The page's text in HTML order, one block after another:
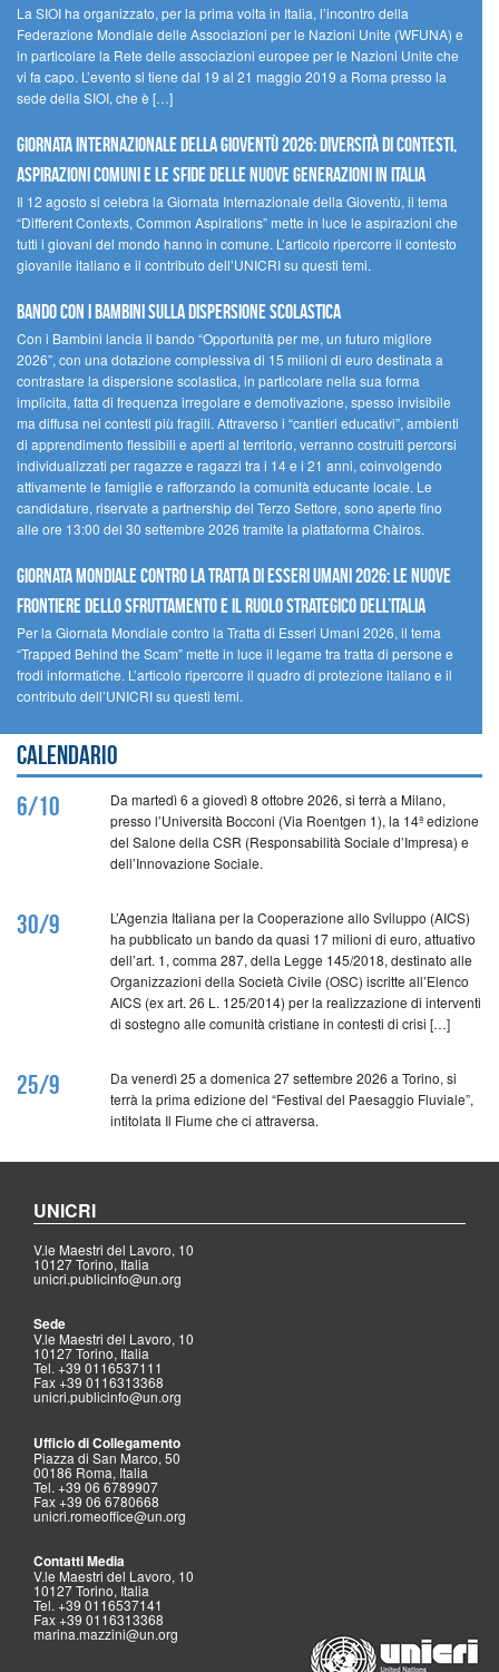
La SIOI ha organizzato, per la prima volta in Italia, l’incontro della
Federazione Mondiale delle Associazioni per le Nazioni Unite (WFUNA) e
in particolare la Rete delle associazioni europee per le Nazioni Unite che
vi fa capo. L’evento si tiene dal 19 al 21 maggio 2019 a Roma presso la
sede della SIOI, che è […]
GIORNATA INTERNAZIONALE DELLA GIOVENTÙ 2026: DIVERSITÀ DI CONTESTI,
ASPIRAZIONI COMUNI E LE SFIDE DELLE NUOVE GENERAZIONI IN ITALIA
Il 12 agosto si celebra la Giornata Internazionale della Gioventù, il tema
“Different Contexts, Common Aspirations” mette in luce le aspirazioni che
tutti i giovani del mondo hanno in comune. L’articolo ripercorre il contesto
giovanile italiano e il contributo dell’UNICRI su questi temi.
Bando Con i Bambini sulla dispersione scolastica
Con i Bambini lancia il bando “Opportunità per me, un futuro migliore
2026”, con una dotazione complessiva di 15 milioni di euro destinata a
contrastare la dispersione scolastica, in particolare nella sua forma
implicita, fatta di frequenza irregolare e demotivazione, spesso invisibile
ma diffusa nei contesti più fragili. Attraverso i “cantieri educativi”, ambienti
di apprendimento flessibili e aperti al territorio, verranno costruiti percorsi
individualizzati per ragazze e ragazzi tra i 14 e i 21 anni, coinvolgendo
attivamente le famiglie e rafforzando la comunità educante locale. Le
candidature, riservate a partnership del Terzo Settore, sono aperte fino
alle ore 13:00 del 30 settembre 2026 tramite la piattaforma Chàiros.
GIORNATA MONDIALE CONTRO LA TRATTA DI ESSERI UMANI 2026: LE NUOVE
FRONTIERE DELLO SFRUTTAMENTO E IL RUOLO STRATEGICO DELL’ITALIA
Per la Giornata Mondiale contro la Tratta di Esseri Umani 2026, il tema
“Trapped Behind the Scam” mette in luce il legame tra tratta di persone e
frodi informatiche. L’articolo ripercorre il quadro di protezione italiano e il
contributo dell’UNICRI su questi temi.
Calendario
6/10
Da martedì 6 a giovedì 8 ottobre 2026, si terrà a Milano,
presso l’Università Bocconi (Via Roentgen 1), la 14ª edizione
del Salone della CSR (Responsabilità Sociale d’Impresa) e
dell’Innovazione Sociale.
30/9
L’Agenzia Italiana per la Cooperazione allo Sviluppo (AICS)
ha pubblicato un bando da quasi 17 milioni di euro, attuativo
dell’art. 1, comma 287, della Legge 145/2018, destinato alle
Organizzazioni della Società Civile (OSC) iscritte all’Elenco
AICS (ex art. 26 L. 125/2014) per la realizzazione di interventi
di sostegno alle comunità cristiane in contesti di crisi […]
25/9
Da venerdì 25 a domenica 27 settembre 2026 a Torino, si
terrà la prima edizione del “Festival del Paesaggio Fluviale”,
intitolata Il Fiume che ci attraversa.
UNICRI
V.le Maestri del Lavoro, 10
10127 Torino, Italia
unicri.publicinfo@un.org
Sede
V.le Maestri del Lavoro, 10
10127 Torino, Italia
Tel. +39 0116537111
Fax +39 0116313368
unicri.publicinfo@un.org
Ufficio di Collegamento
Piazza di San Marco, 50
00186 Roma, Italia
Tel. +39 06 6789907
Fax +39 06 6780668
unicri.romeoffice@un.org
Contatti Media
V.le Maestri del Lavoro, 10
10127 Torino, Italia
Tel. +39 0116537141
Fax +39 0116313368
marina.mazzini@un.org